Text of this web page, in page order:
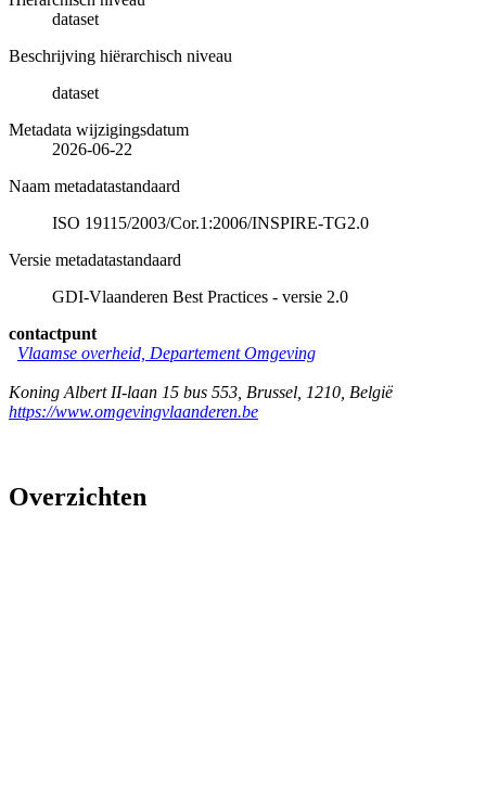
dataset
Beschrijving hiërarchisch niveau
dataset
Metadata wijzigingsdatum
2026-06-22
Naam metadatastandaard
ISO 19115/2003/Cor.1:2006/INSPIRE-TG2.0
Versie metadatastandaard
GDI-Vlaanderen Best Practices - versie 2.0
contactpunt
Vlaamse overheid, Departement Omgeving
Koning Albert II-laan 15 bus 553 Brussel 1210 België
https://www.omgevingvlaanderen.be
Overzichten